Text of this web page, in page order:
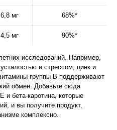
6,8 мг 68%*
4,5 мг 90%*
исследований. Например,
и стрессом, цинк и
группы B поддерживают
обмен. Добавьте сюда
и бета-каротина, которые
и вы получите продукт,
комплексно.